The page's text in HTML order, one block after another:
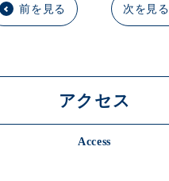
前を見る 次を見る
アクセス
Access